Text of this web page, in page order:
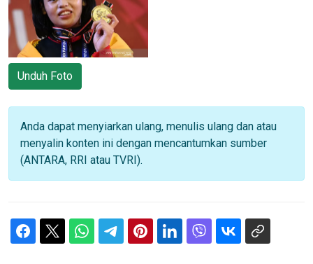
Unduh Foto
Anda dapat menyiarkan ulang, menulis ulang dan atau
menyalin konten ini dengan mencantumkan sumber
(ANTARA, RRI atau TVRI).